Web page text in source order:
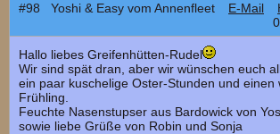
#98 Yoshi & Easy vom Annenfleet E-Mail
Hallo liebes Greifenhütten-Rudel
Wir sind spät dran, aber wir wünschen euch
ein paar kuschelige Oster-Stunden und einen
Frühling.
Feuchte Nasenstupser aus Bardowick von
sowie liebe Grüße von Robin und Sonja